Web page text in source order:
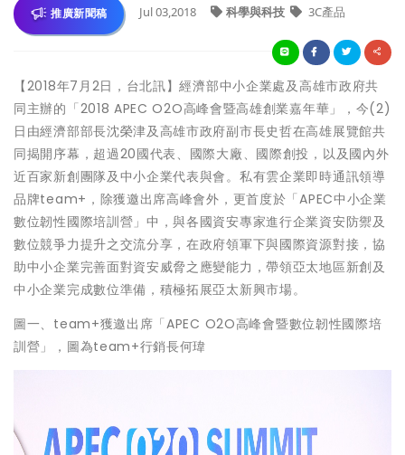
推廣新聞稿 Jul 03,2018 科學與科技 3C產品
【2018年7月2日，台北訊】經濟部中小企業處及高雄市政府共
同主辦的「2018 APEC O2O高峰會暨高雄創業嘉年華」，今(2)
日由經濟部部長沈榮津及高雄市政府副市長史哲在高雄展覽館共
同揭開序幕，超過20國代表、國際大廠、國際創投，以及國內外
近百家新創團隊及中小企業代表與會。私有雲企業即時通訊領導
品牌team+，除獲邀出席高峰會外，更首度於「APEC中小企業
數位韌性國際培訓營」中，與各國資安專家進行企業資安防禦及
數位競爭力提升之交流分享，在政府領軍下與國際資源對接，協
助中小企業完善面對資安威脅之應變能力，帶領亞太地區新創及
中小企業完成數位準備，積極拓展亞太新興市場。
圖一、team+獲邀出席「APEC O2O高峰會暨數位韌性國際培
訓營」，圖為team+行銷長何瑋